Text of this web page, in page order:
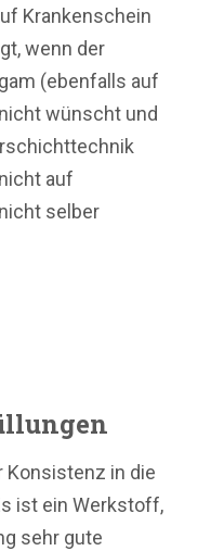
Krankenschein
wenn der
(ebenfalls auf
wünscht und
auf
selber
Konsistenz in die
ist ein Werkstoff,
sehr gute